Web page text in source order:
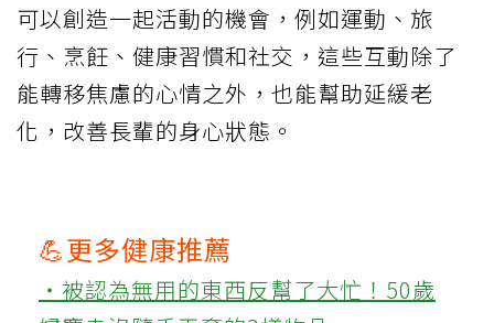
可以創造一起活動的機會，例如運動、旅
行、烹飪、健康習慣和社交，這些互動除了
能轉移焦慮的心情之外，也能幫助延緩老
化，改善長輩的身心狀態。
💪更多健康推薦
‧被認為無用的東西反幫了大忙！50歲